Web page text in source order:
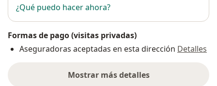
¿Qué puedo hacer ahora?
Formas de pago (visitas privadas)
Aseguradoras aceptadas en esta dirección Detalles
Mostrar más detalles
sobre la dirección